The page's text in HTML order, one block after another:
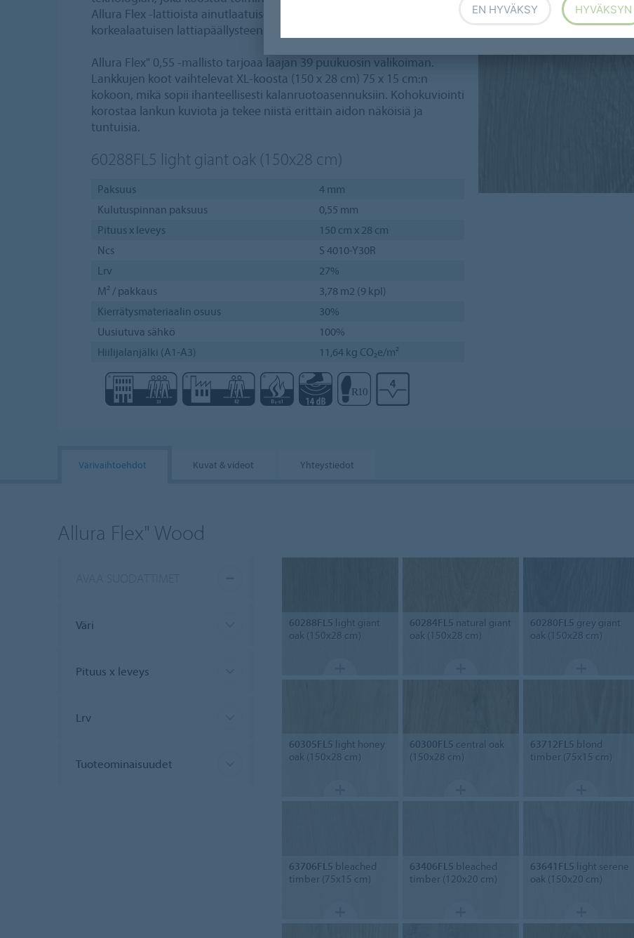
Allura Flex -lattioista ainutlaatuisen mittapysyvän, kestävän ja
korkealaatuisen lattiapäällysteen.
Allura Flex" 0,55 -mallisto tarjoaa laajan 39 puukuosin valikoiman.
Lankkujen koot vaihtelevat XL-koosta (150 x 28 cm) 75 x 15 cm:n
kokoon, mikä sopii ihanteellisesti kalanruotoasennuksiin. Kohokuviointi
korostaa lankun kuviota ja tekee niistä erittäin aidon näköisiä ja
tuntuisia.
60288FL5 light giant oak (150x28 cm)
Paksuus
4 mm
Kulutuspinnan paksuus
0,55 mm
Pituus x leveys
150 cm x 28 cm
Ncs
S 4010-Y30R
Lrv
27%
M² / pakkaus
3,78 m2 (9 kpl)
Kierrätysmateriaalin osuus
30%
Uusiutuva sähkö
100%
Hiilijalanjälki (A1-A3)
11,64 kg CO₂e/m²
Värivaihtoehdot Kuvat & videot Yhteystiedot
Allura Flex" Wood
Väri
Pituus x leveys
Lrv
Tuoteominaisuudet
60288FL5 light giant
oak (150x28 cm)
60284FL5 natural giant
oak (150x28 cm)
60280FL5 grey giant
oak (150x28 cm)
60305FL5 light honey
oak (150x28 cm)
60300FL5 central oak
(150x28 cm)
63712FL5 blond
timber (75x15 cm)
63706FL5 bleached
timber (75x15 cm)
63406FL5 bleached
timber (120x20 cm)
63641FL5 light serene
oak (150x20 cm)
EN HYVÄKSY HYVÄKSYN